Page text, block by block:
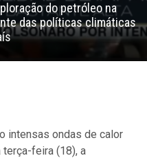
do petróleo na
das políticas climáticas
intensas ondas de calor
feira (18), a